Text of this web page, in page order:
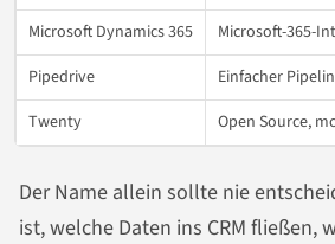
Microsoft Dynamics 365
Microsoft-365-
Pipedrive
Einfacher
Twenty
Open Source,
Der Name allein sollte nie
ist, welche Daten ins CRM fließen,